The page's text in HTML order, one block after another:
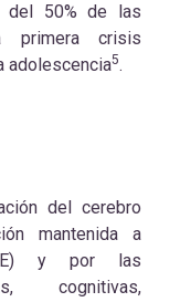
50% de las
primera crisis
adolescencia5.
del cerebro
mantenida a
y por las
cognitivas,